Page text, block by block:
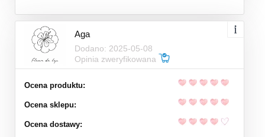
Aga
Dodano: 2025-05-08
Opinia zweryfikowana
Ocena produktu:
Ocena sklepu:
Ocena dostawy: